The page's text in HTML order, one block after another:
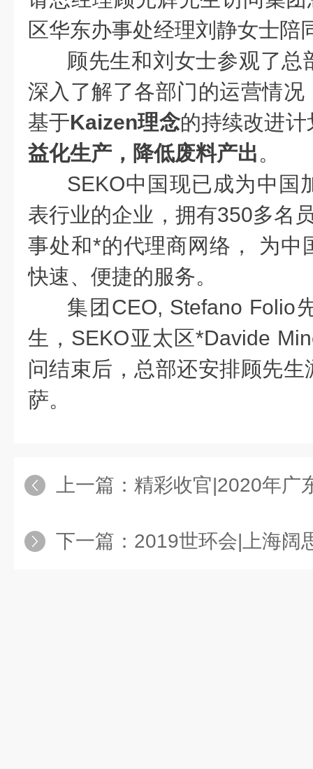
区华东办事处经理刘静女士陪
顾先生和刘女士参观了总
深入了解了各部门的运营情
基于Kaizen理念的持续改进
益化生产，降低废料产出。
SEKO中国现已成为中国
表行业的企业，拥有350多名
事处和*的代理商网络， 为中
快速、便捷的服务。
集团CEO, Stefano Folio
生，SEKO亚太区*Davide
问结束后，总部还安排顾先
萨。
上一篇： 精彩收官|2020年广东水展，上
下一篇： 2019世环会|上海阔思邀您共